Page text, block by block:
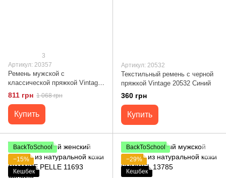
3
Артикул: 20357
Ремень мужской с
классической пряжкой Vintage
20357 Коричневый
811 грн 1 068 грн
Купить
Артикул: 20532
Текстильный ремень с черной
пряжкой Vintage 20532 Синий
360 грн
Купить
BackToSchool
−15%
Кешбек
BackToSchool
−29%
Кешбек